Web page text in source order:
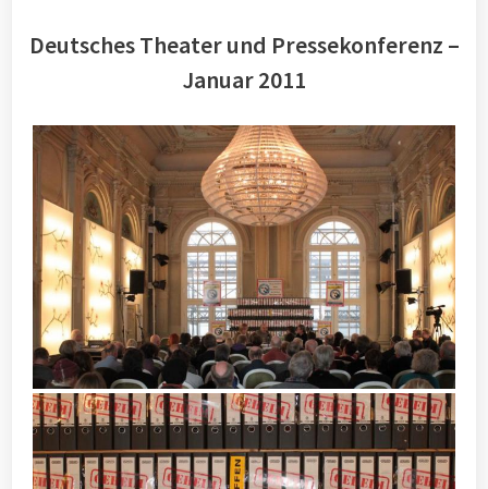
Deutsches Theater und Pressekonferenz –
Januar 2011